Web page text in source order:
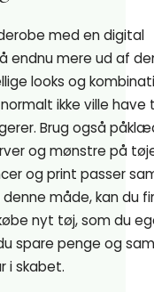
med en digital
endnu mere ud af
looks og
ikke ville have
Brug også
og mønstre på
og print passer
måde, kan du
nyt tøj, som du
spare penge og
i skabet.